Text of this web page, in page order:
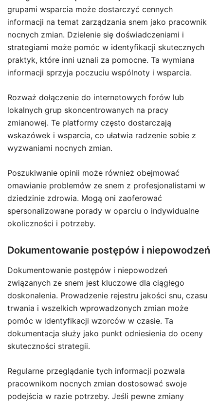
grupami wsparcia może dostarczyć cennych
informacji na temat zarządzania snem jako pracownik
nocnych zmian. Dzielenie się doświadczeniami i
strategiami może pomóc w identyfikacji skutecznych
praktyk, które inni uznali za pomocne. Ta wymiana
informacji sprzyja poczuciu wspólnoty i wsparcia.
Rozważ dołączenie do internetowych forów lub
lokalnych grup skoncentrowanych na pracy
zmianowej. Te platformy często dostarczają
wskazówek i wsparcia, co ułatwia radzenie sobie z
wyzwaniami nocnych zmian.
Poszukiwanie opinii może również obejmować
omawianie problemów ze snem z profesjonalistami w
dziedzinie zdrowia. Mogą oni zaoferować
spersonalizowane porady w oparciu o indywidualne
okoliczności i potrzeby.
Dokumentowanie postępów i niepowodzeń
Dokumentowanie postępów i niepowodzeń
związanych ze snem jest kluczowe dla ciągłego
doskonalenia. Prowadzenie rejestru jakości snu, czasu
trwania i wszelkich wprowadzonych zmian może
pomóc w identyfikacji wzorców w czasie. Ta
dokumentacja służy jako punkt odniesienia do oceny
skuteczności strategii.
Regularne przeglądanie tych informacji pozwala
pracownikom nocnych zmian dostosować swoje
podejścia w razie potrzeby. Jeśli pewne zmiany